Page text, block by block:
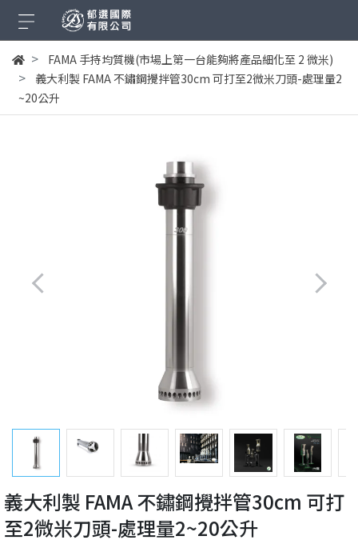
FAMA 手持均質機(市場上第一台能夠將產品細化至 2 微米)
義大利製 FAMA 不鏽鋼攪拌管30cm 可打至2微米刀頭-處理量2
~20公升
義大利製 FAMA 不鏽鋼攪拌管30cm 可打
至2微米刀頭-處理量2~20公升